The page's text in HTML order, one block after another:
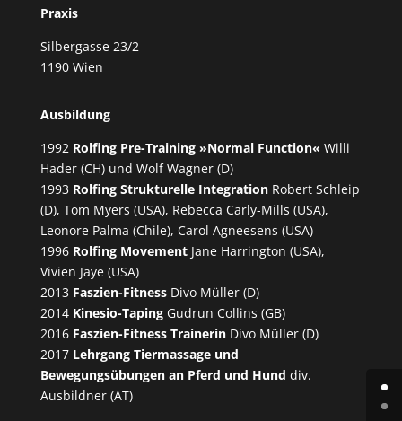
Praxis
Silbergasse 23/2
1190 Wien
Ausbildung
1992 Rolfing Pre-Training »Normal Function« Willi
Hader (CH) und Wolf Wagner (D)
1993 Rolfing Strukturelle IntegrationRobert Schleip
(D), Tom Myers (USA), Rebecca Carly-Mills (USA),
Leonore Palma (Chile), Carol Agneesens (USA)
1996 Rolfing MovementJane Harrington (USA),
Vivien Jaye (USA)
2013 Faszien-FitnessDivo Müller (D)
2014 Kinesio-TapingGudrun Collins (GB)
2016 Faszien-Fitness TrainerinDivo Müller (D)
2017 Lehrgang Tiermassage und
Bewegungsübungen an Pferd und Hund div.
Ausbildner (AT)